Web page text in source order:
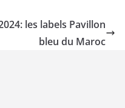
les labels Pavillon
bleu du Maroc